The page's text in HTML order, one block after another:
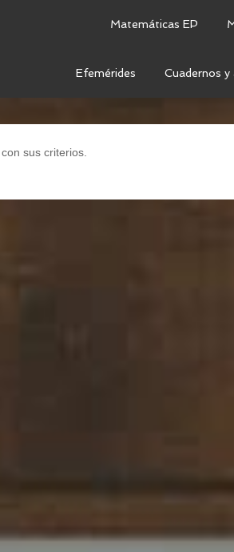
Matemáticas EP
Efemérides Cuadernos y
sus criterios.